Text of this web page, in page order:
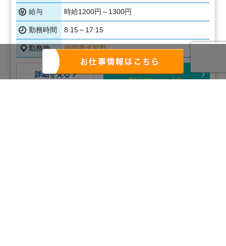
給与 時給1200円～1300円
勤務時間 8:15～17:15
勤務地 福岡県遠賀郡
詳細を見る
約1分でカンタン入力♪